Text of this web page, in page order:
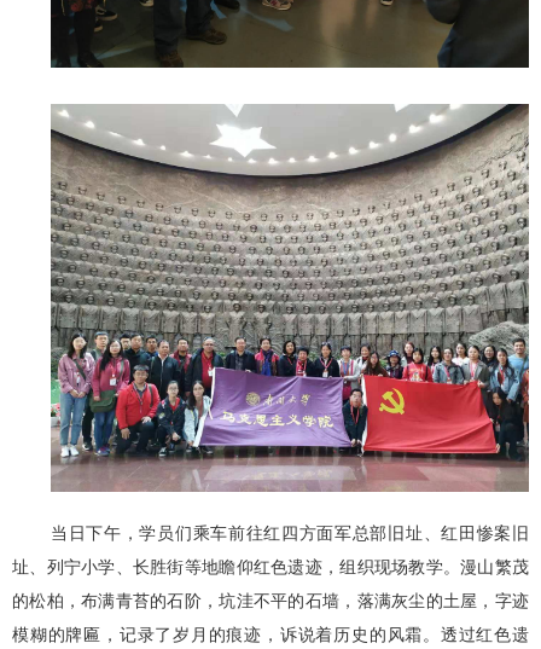
当日下午，学员们乘车前往红四方面军总部旧址、红田惨案旧
址、列宁小学、长胜街等地瞻仰红色遗迹，组织现场教学。漫山繁茂
的松柏，布满青苔的石阶，坑洼不平的石墙，落满灰尘的土屋，字迹
模糊的牌匾，记录了岁月的痕迹，诉说着历史的风霜。透过红色遗